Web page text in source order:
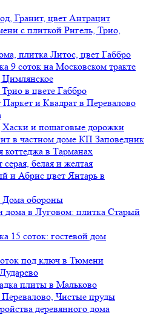
Гранит, цвет Антрацит
с плиткой Ригель, Трио,
плитка Литос, цвет Габбро
9 соток на Московском тракте
Цимлянское
в цвете Габбро
и Квадрат в Перевалово
и пошаговые дорожки
в частном доме КП Заповедник
коттеджа в Тарманах
белая и желтая
и Абрис цвет Янтарь в
Дома обороны
дома в Луговом: плитка Старый
15 соток: гостевой дом
под ключ в Тюмени
плиты в Мальково
Перевалово, Чистые пруды
деревянного дома